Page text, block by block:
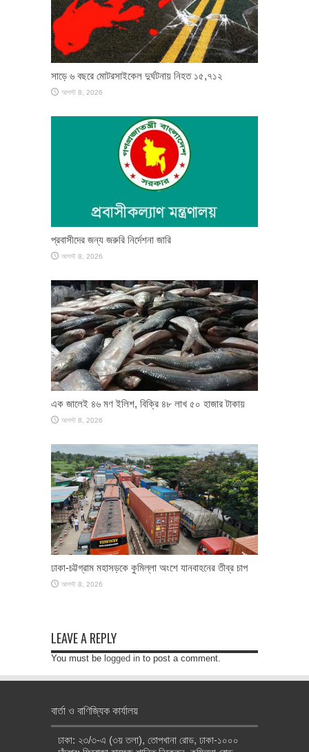
সাড়ে ৬ বছরে মোটরসাইকেল দুর্ঘটনায় নিহত ১৫,৭১২
আগস্ট 8, 2026
প্রবাসীদের জন্য জরুরি নির্দেশনা জারি
আগস্ট 8, 2026
এক জালেই ৪৬ মণ ইলিশ, বিক্রি ৪৮ লাখ ৫০ হাজার টাকায়
আগস্ট 8, 2026
ঢাকা-চট্টগ্রাম মহাসড়কে কুমিল্লা অংশে যানবাহনের তীব্র চাপ
আগস্ট 8, 2026
LEAVE A REPLY
You must be logged in to post a comment.
বার্তা ও বাণিজ্যিক কার্যালয়
ঢাকা: ২৩/৩-এ (৩য় তলা), তোপখানা রোড, ঢাকা-১০০০